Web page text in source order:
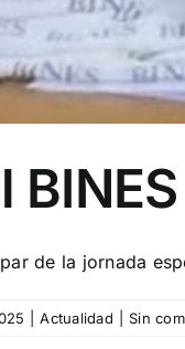
de la jornada
Actualidad Sin